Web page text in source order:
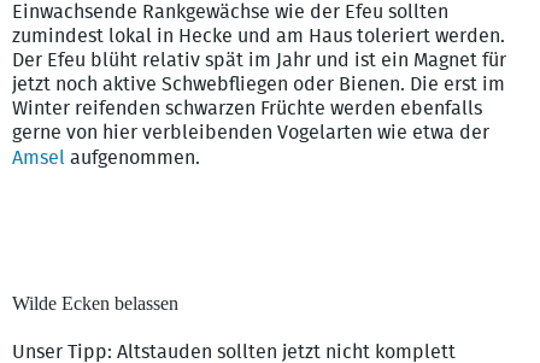
Einwachsende Rankgewächse wie der Efeu sollten
zumindest lokal in Hecke und am Haus toleriert werden.
Der Efeu blüht relativ spät im Jahr und ist ein Magnet für
jetzt noch aktive Schwebfliegen oder Bienen. Die erst im
Winter reifenden schwarzen Früchte werden ebenfalls
gerne von hier verbleibenden Vogelarten wie etwa der
Amsel
aufgenommen.
Wilde Ecken belassen
Unser Tipp: Altstauden sollten jetzt nicht komplett